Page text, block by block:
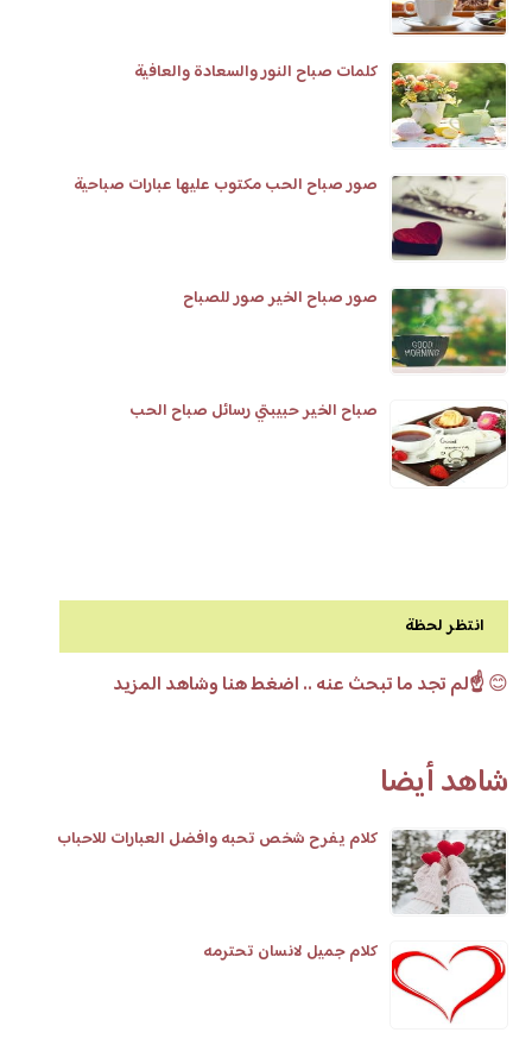
كلمات صباح النور والسعادة والعافية
صور صباح الحب مكتوب عليها عبارات صباحية
صور صباح الخير صور للصباح
صباح الخير حبيبتي رسائل صباح الحب
انتظر لحظة
😊☝️لم تجد ما تبحث عنه .. اضغط هنا وشاهد المزيد
شاهد أيضا
كلام يفرح شخص تحبه وافضل العبارات للاحباب
كلام جميل لانسان تحترمه